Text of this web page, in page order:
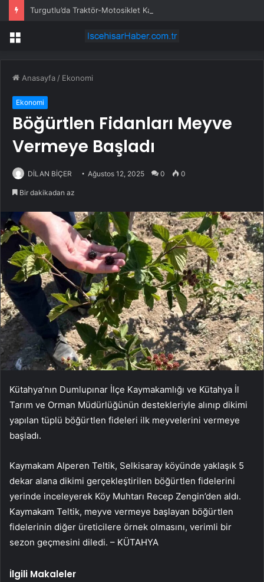
Turgutlu’da Traktör-Motosiklet Kazası
Menü
Anasayfa / Ekonomi
Ekonomi
Böğürtlen Fidanları Meyve
Vermeye Başladı
DİLAN BİÇER Ağustos 12, 2025 0 0
Bir dakikadan az
Kütahya’nın Dumlupınar İlçe Kaymakamlığı ve Kütahya İl
Tarım ve Orman Müdürlüğünün destekleriyle alınıp dikimi
yapılan tüplü böğürtlen fideleri ilk meyvelerini vermeye
başladı.
Kaymakam Alperen Teltik, Selkisaray köyünde yaklaşık 5
dekar alana dikimi gerçekleştirilen böğürtlen fidelerini
yerinde inceleyerek Köy Muhtarı Recep Zengin’den aldı.
Kaymakam Teltik, meyve vermeye başlayan böğürtlen
fidelerinin diğer üreticilere örnek olmasını, verimli bir
sezon geçmesini diledi. – KÜTAHYA
İlgili Makaleler